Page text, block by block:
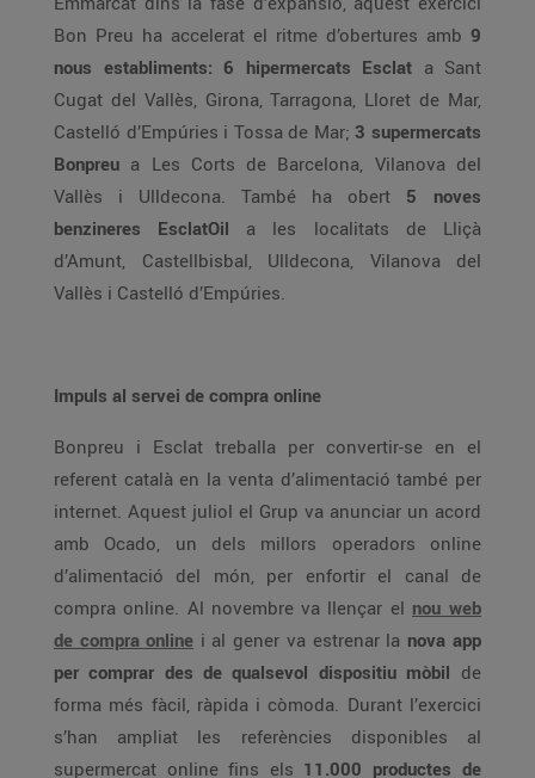
Bon Preu ha accelerat el ritme d’obertures amb 9
nous establiments: 6 hipermercats Esclat a Sant
Cugat del Vallès, Girona, Tarragona, Lloret de Mar,
Castelló d’Empúries i Tossa de Mar; 3 supermercats
Bonpreu a Les Corts de Barcelona, Vilanova del
Vallès i Ulldecona. També ha obert 5 noves
benzineres EsclatOil a les localitats de Lliçà
d’Amunt, Castellbisbal, Ulldecona, Vilanova del
Vallès i Castelló d’Empúries.
Impuls al servei de compra online
Bonpreu i Esclat treballa per convertir-se en el
referent català en la venta d’alimentació també per
internet. Aquest juliol el Grup va anunciar un acord
amb Ocado, un dels millors operadors online
d’alimentació del món, per enfortir el canal de
compra online. Al novembre va llençar el nou web
de compra online i al gener va estrenar la nova app
per comprar des de qualsevol dispositiu mòbil de
forma més fàcil, ràpida i còmoda. Durant l’exercici
s’han ampliat les referències disponibles al
supermercat online fins els 11.000 productes de